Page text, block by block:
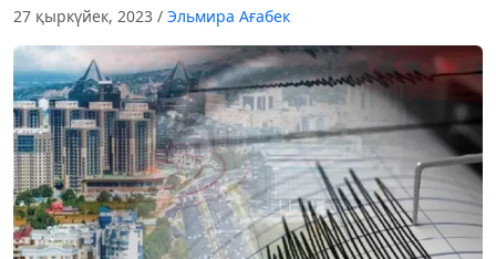
27 қыркүйек, 2023 / Эльмира Ағабек